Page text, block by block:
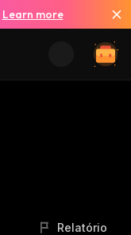
Learn more
Relatório